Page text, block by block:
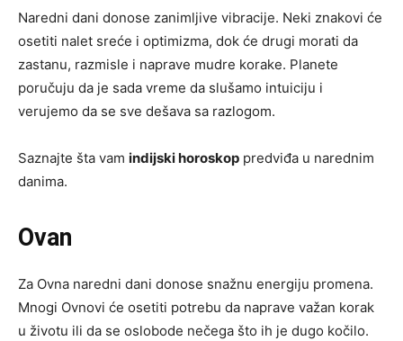
Naredni dani donose zanimljive vibracije. Neki znakovi će
osetiti nalet sreće i optimizma, dok će drugi morati da
zastanu, razmisle i naprave mudre korake. Planete
poručuju da je sada vreme da slušamo intuiciju i
verujemo da se sve dešava sa razlogom.
Saznajte šta vam indijski horoskop predviđa u narednim
danima.
Ovan
Za Ovna naredni dani donose snažnu energiju promena.
Mnogi Ovnovi će osetiti potrebu da naprave važan korak
u životu ili da se oslobode nečega što ih je dugo kočilo.